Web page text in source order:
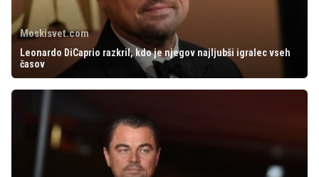
Moskisvet.com
Leonardo DiCaprio razkril, kdo je njegov najljubši igralec vseh
časov